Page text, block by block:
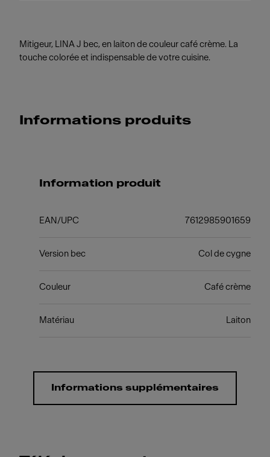
Mitigeur, LINA J bec, en laiton de couleur café crème. La
touche colorée et indispensable de votre cuisine.
Informations produits
Information produit
EAN/UPC 7612985901659
Version bec Col de cygne
Couleur Café crème
Matériau Laiton
Informations supplémentaires